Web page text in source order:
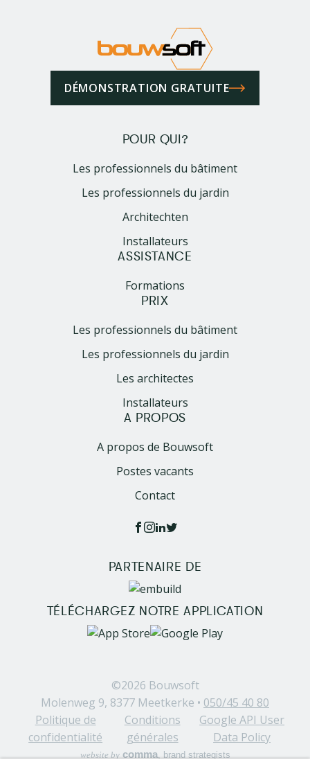
DÉMONSTRATION GRATUITE
POUR QUI?
Les professionnels du bâtiment
Les professionnels du jardin
Architechten
Installateurs
ASSISTANCE
Formations
PRIX
Les professionnels du bâtiment
Les professionnels du jardin
Les architectes
Installateurs
A PROPOS
A propos de Bouwsoft
Postes vacants
Contact
PARTENAIRE DE
Image
TÉLÉCHARGEZ NOTRE APPLICATION
Image Image
©2026 Bouwsoft
Molenweg 9, 8377 Meetkerke • 050/45 40 80
Politique de
confidentialité
Conditions
générales
Google API User
Data Policy
website by comma, brand strategists